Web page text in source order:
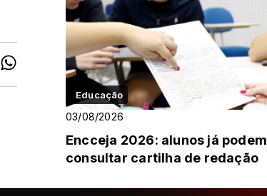
Educação
03/08/2026
Encceja 2026: alunos já podem
consultar cartilha de redação